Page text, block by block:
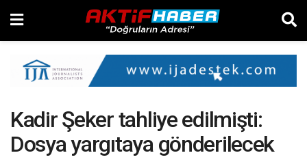
Kadir Şeker tahliye edilmişti:
Dosya yargıtaya gönderilecek